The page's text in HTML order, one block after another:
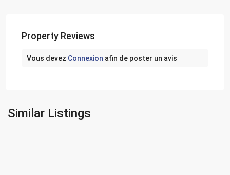
Property Reviews
Vous devez Connexion afin de poster un avis
Similar Listings